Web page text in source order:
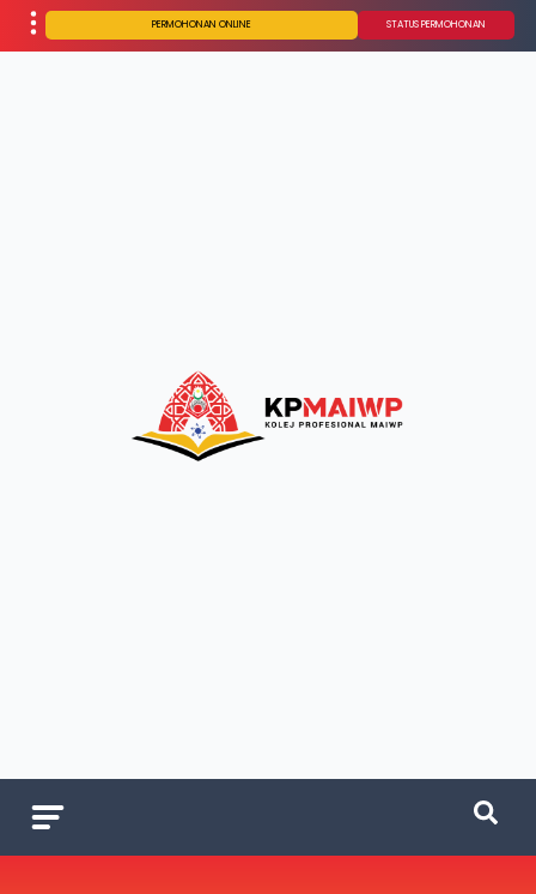
PERMOHONAN ONLINE STATUS PERMOHONAN